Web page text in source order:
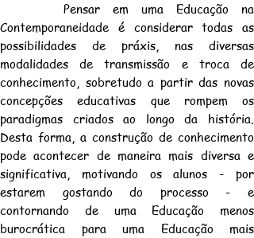
Pensar em uma Educação na
Contemporaneidade é considerar todas as
possibilidades de práxis, nas diversas
modalidades de transmissão e troca de
conhecimento, sobretudo a partir das novas
concepções educativas que rompem os
paradigmas criados ao longo da história.
Desta forma, a construção de conhecimento
pode acontecer de maneira mais diversa e
significativa, motivando os alunos - por
estarem gostando do processo - e
contornando de uma Educação menos
burocrática para uma Educação mais